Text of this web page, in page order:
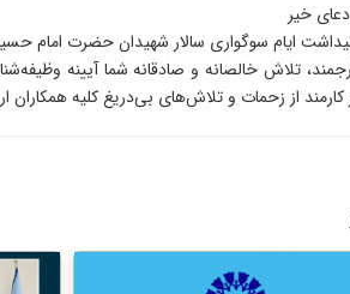
خیر
ایام سوگواری سالار شهیدان حضرت امام
تلاش خالصانه و صادقانه شما آیینه
کارمند از زحمات و تلاش‌های بی‌دریغ کلیه همکاران